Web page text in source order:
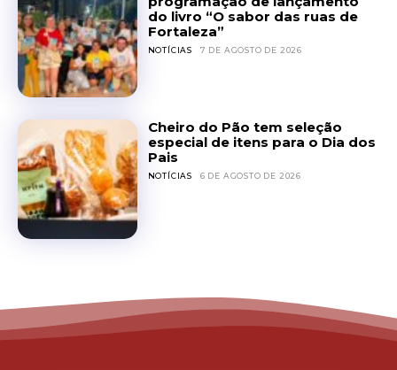
do livro “O sabor das ruas de
Fortaleza”
NOTÍCIAS 7 DE AGOSTO DE 2026
Cheiro do Pão tem seleção
especial de itens para o Dia dos
Pais
NOTÍCIAS 6 DE AGOSTO DE 2026